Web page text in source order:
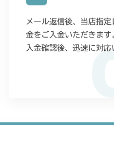
メール返信後、当店指
金をご入金いただきます
入金確認後、迅速に対応